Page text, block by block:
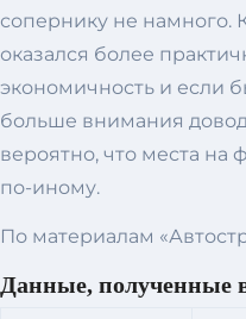
сопернику не намного.
оказался более
экономичность и если
больше внимания
вероятно, что места
по-иному.
По материалам
Данные, полученные